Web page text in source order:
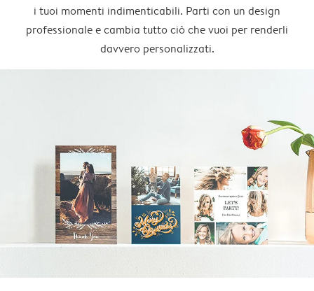
i tuoi momenti indimenticabili. Parti con un design
professionale e cambia tutto ciò che vuoi per renderli
davvero personalizzati.